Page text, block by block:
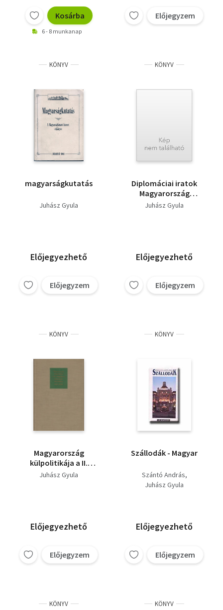
Kosárba
6 - 8 munkanap
18. század + Mikszáth
Kálmán válogatott
Előjegyzem
KÖNYV
magyarságkutatás
Juhász Gyula
Előjegyezhető
Előjegyzem
KÖNYV
Diplomáciai iratok
Magyarország
külpolitikájához 1936-
Juhász Gyula
Előjegyezhető
Előjegyzem
KÖNYV
Magyarország
külpolitikája a II.
világháború
Juhász Gyula
Előjegyezhető
Előjegyzem
KÖNYV
Szállodák - Magyar
Szántó András
Juhász Gyula
Előjegyezhető
Előjegyzem
KÖNYV KÖNYV